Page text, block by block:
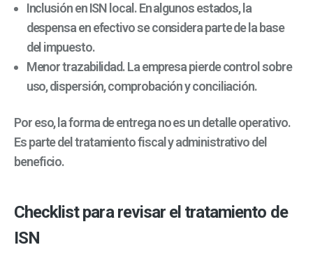
Inclusión en ISN local. En algunos estados, la
despensa en efectivo se considera parte de la base
del impuesto.
Menor trazabilidad. La empresa pierde control sobre
uso, dispersión, comprobación y conciliación.
Por eso, la forma de entrega no es un detalle operativo.
Es parte del tratamiento fiscal y administrativo del
beneficio.
Checklist para revisar el tratamiento de
ISN